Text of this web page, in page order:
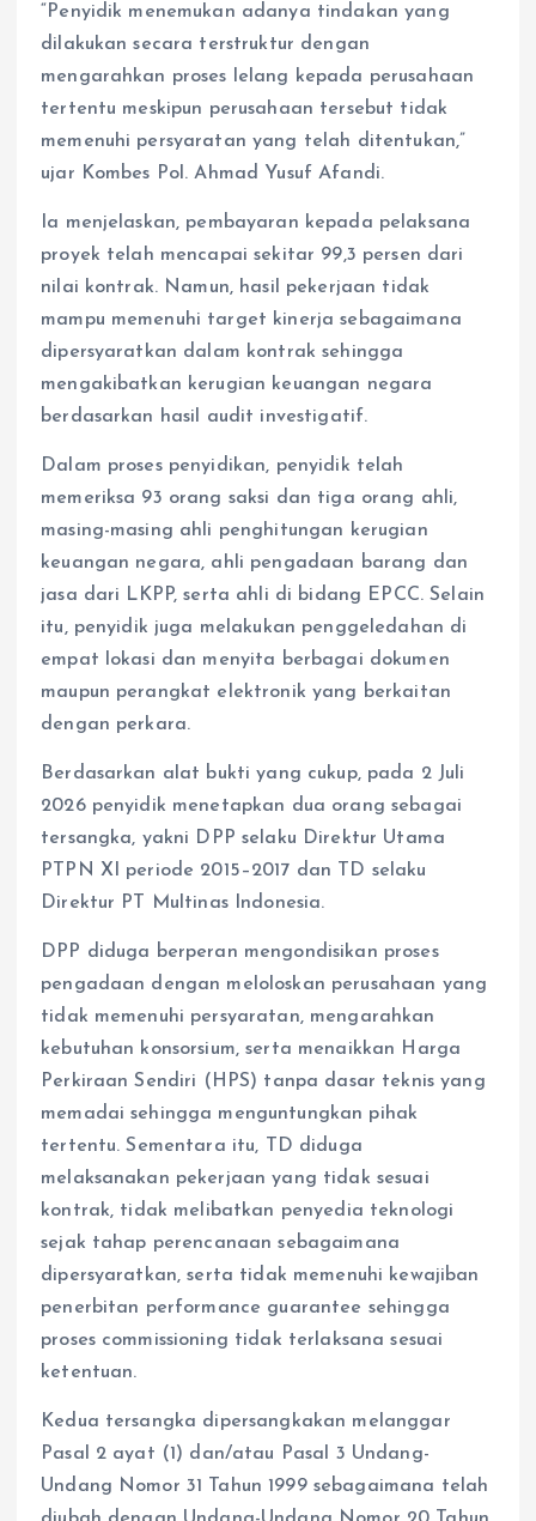
“Penyidik menemukan adanya tindakan yang
dilakukan secara terstruktur dengan
mengarahkan proses lelang kepada perusahaan
tertentu meskipun perusahaan tersebut tidak
memenuhi persyaratan yang telah ditentukan,”
ujar Kombes Pol. Ahmad Yusuf Afandi.
Ia menjelaskan, pembayaran kepada pelaksana
proyek telah mencapai sekitar 99,3 persen dari
nilai kontrak. Namun, hasil pekerjaan tidak
mampu memenuhi target kinerja sebagaimana
dipersyaratkan dalam kontrak sehingga
mengakibatkan kerugian keuangan negara
berdasarkan hasil audit investigatif.
Dalam proses penyidikan, penyidik telah
memeriksa 93 orang saksi dan tiga orang ahli,
masing-masing ahli penghitungan kerugian
keuangan negara, ahli pengadaan barang dan
jasa dari LKPP, serta ahli di bidang EPCC. Selain
itu, penyidik juga melakukan penggeledahan di
empat lokasi dan menyita berbagai dokumen
maupun perangkat elektronik yang berkaitan
dengan perkara.
Berdasarkan alat bukti yang cukup, pada 2 Juli
2026 penyidik menetapkan dua orang sebagai
tersangka, yakni DPP selaku Direktur Utama
PTPN XI periode 2015–2017 dan TD selaku
Direktur PT Multinas Indonesia.
DPP diduga berperan mengondisikan proses
pengadaan dengan meloloskan perusahaan yang
tidak memenuhi persyaratan, mengarahkan
kebutuhan konsorsium, serta menaikkan Harga
Perkiraan Sendiri (HPS) tanpa dasar teknis yang
memadai sehingga menguntungkan pihak
tertentu. Sementara itu, TD diduga
melaksanakan pekerjaan yang tidak sesuai
kontrak, tidak melibatkan penyedia teknologi
sejak tahap perencanaan sebagaimana
dipersyaratkan, serta tidak memenuhi kewajiban
penerbitan performance guarantee sehingga
proses commissioning tidak terlaksana sesuai
ketentuan.
Kedua tersangka dipersangkakan melanggar
Pasal 2 ayat (1) dan/atau Pasal 3 Undang-
Undang Nomor 31 Tahun 1999 sebagaimana telah